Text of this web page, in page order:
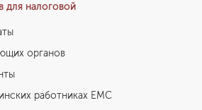
для налоговой
органов
работниках EMC